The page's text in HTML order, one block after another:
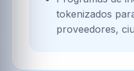
tokenizados
proveedores,